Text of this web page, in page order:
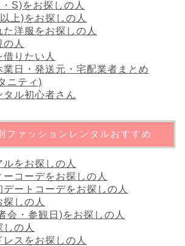
S)をお探しの人
上)をお探しの人
洋服をお探しの人
人
りたい人
業日・発送元・宅配業者まとめ
ニティ)
タル初心者さん
ファッションレンタルおすすめ
をお探しの人
コーデをお探しの人
ートコーデをお探しの人
しの人
会・参観日)をお探しの人
の人
スをお探しの人